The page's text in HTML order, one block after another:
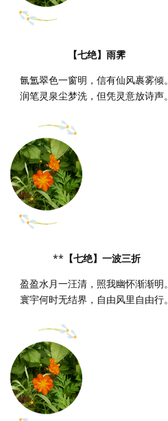
【七绝】雨霁
氤氲翠色一窗明，信有仙风裹雾倾。
润笔灵泉尘梦洗，但凭灵意放诗声。
** 【七绝】一波三折
盈盈水月一汪清，照我幽怀渐渐明。
寰宇何时无结界，自由风里自由行。